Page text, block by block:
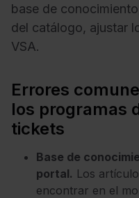
base de
del catálogo, ajustar
VSA.
Errores
los programas
tickets
Base de
portal. Los
encontrar en el